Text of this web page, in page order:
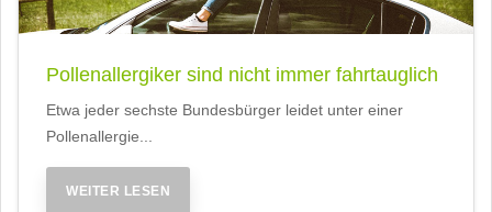
Pollenallergiker sind nicht immer fahrtauglich
Etwa jeder sechste Bundesbürger leidet unter einer
Pollenallergie...
WEITER LESEN